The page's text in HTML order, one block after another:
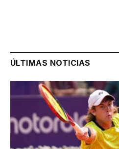
ÚLTIMAS NOTICIAS